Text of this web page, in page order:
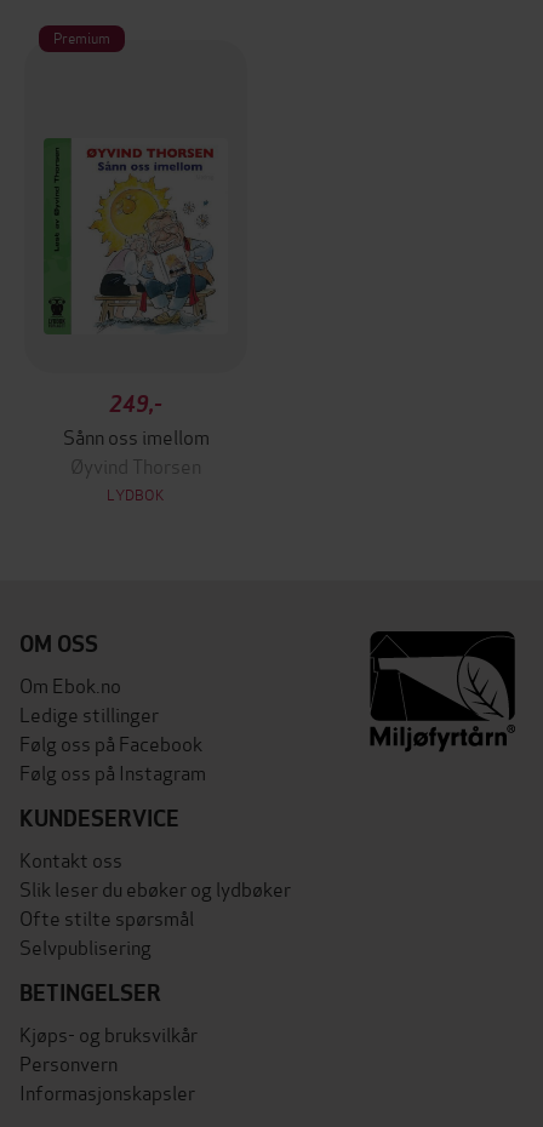
Premium
249,-
Sånn oss imellom
Øyvind Thorsen
LYDBOK
OM OSS
Om Ebok.no
Ledige stillinger
Følg oss på Facebook
Følg oss på Instagram
KUNDESERVICE
Kontakt oss
Slik leser du ebøker og lydbøker
Ofte stilte spørsmål
Selvpublisering
BETINGELSER
Kjøps- og bruksvilkår
Personvern
Informasjonskapsler